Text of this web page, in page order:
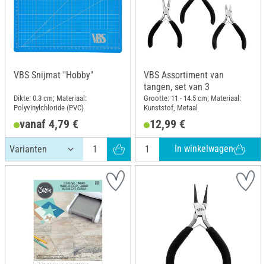
VBS Snijmat "Hobby"
Dikte: 0.3 cm; Materiaal:
Polyvinylchloride (PVC)
vanaf 4,79 €
VBS Assortiment van
tangen, set van 3
Grootte: 11 - 14.5 cm; Materiaal:
Kunststof, Metaal
12,99 €
In winkelwagen